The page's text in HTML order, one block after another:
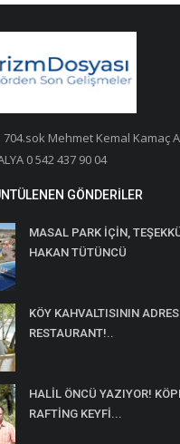
704.sok Mehmet Kemal Kamaç
0 542 437 90 04
GÖNDERILER
MASAL PARK İÇİN,
HAKAN TÜTÜNCÜ
KÖY KAHVALTISININ
RESTAURANT!..
HALİL ÖNCÜ YAZIYOR!
RAFTİNG KEYFİ...